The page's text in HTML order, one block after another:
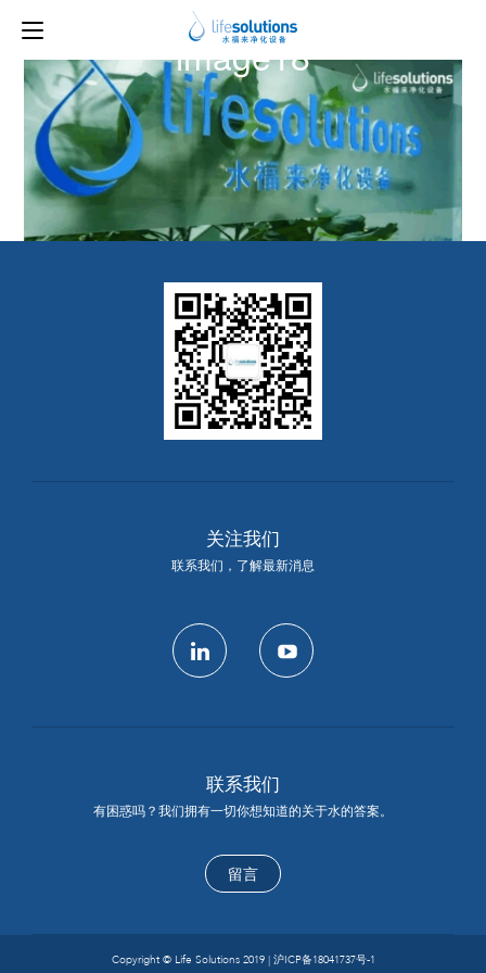
上一图片
image18
关注我们
联系我们，了解最新消息
联系我们
有困惑吗？我们拥有一切你想知道的关于水的答案。
留言
Copyright © Life Solutions 2019 | 沪ICP备18041737号-1